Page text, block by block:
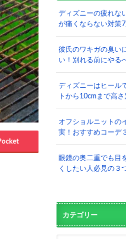
ディズニーの疲れな
が痛くならない対策7
彼氏のワキガの臭い
い！別れる前にやる
ディズニーはヒール
トから10cmまで高さ
オフショルニットの
実！おすすめコーデ
眼鏡の奥二重でも目
くしたい人必見の３
カテゴリー